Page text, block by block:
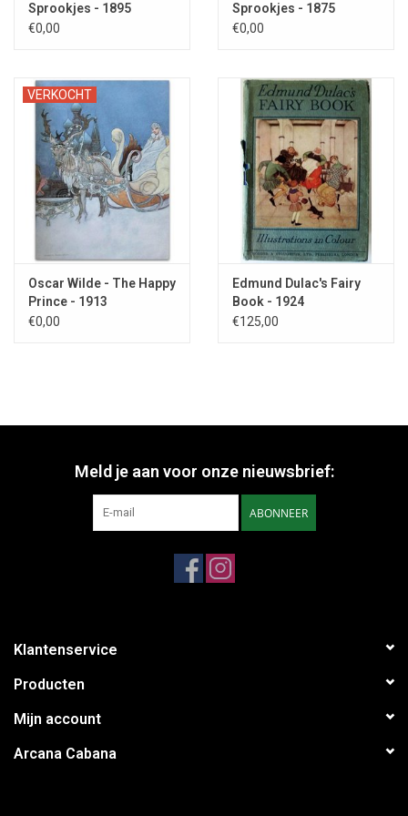
Sprookjes - 1895
€0,00
Sprookjes - 1875
€0,00
VERKOCHT
Oscar Wilde - The Happy
Prince - 1913
€0,00
Edmund Dulac's Fairy
Book - 1924
€125,00
Meld je aan voor onze nieuwsbrief:
ABONNEER
Klantenservice
Producten
Mijn account
Arcana Cabana